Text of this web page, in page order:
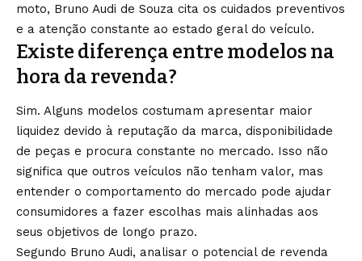
moto, Bruno Audi de Souza cita os cuidados preventivos
e a atenção constante ao estado geral do veículo.
Existe diferença entre modelos na
hora da revenda?
Sim. Alguns modelos costumam apresentar maior
liquidez devido à reputação da marca, disponibilidade
de peças e procura constante no mercado. Isso não
significa que outros veículos não tenham valor, mas
entender o comportamento do mercado pode ajudar
consumidores a fazer escolhas mais alinhadas aos
seus objetivos de longo prazo.
Segundo Bruno Audi, analisar o potencial de revenda